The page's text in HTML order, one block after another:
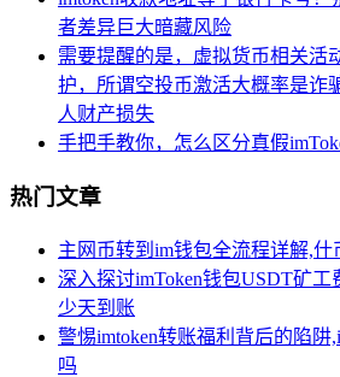
者差异巨大暗藏风险
需要提醒的是，虚拟货币相关活
护，所谓空投币激活大概率是诈
人财产损失
手把手教你，怎么区分真假
热门文章
主网币转到im钱包全流程详解,什
深入探讨imToken钱包USDT矿工
少天到账
警惕imtoken转账福利背后的陷阱
吗